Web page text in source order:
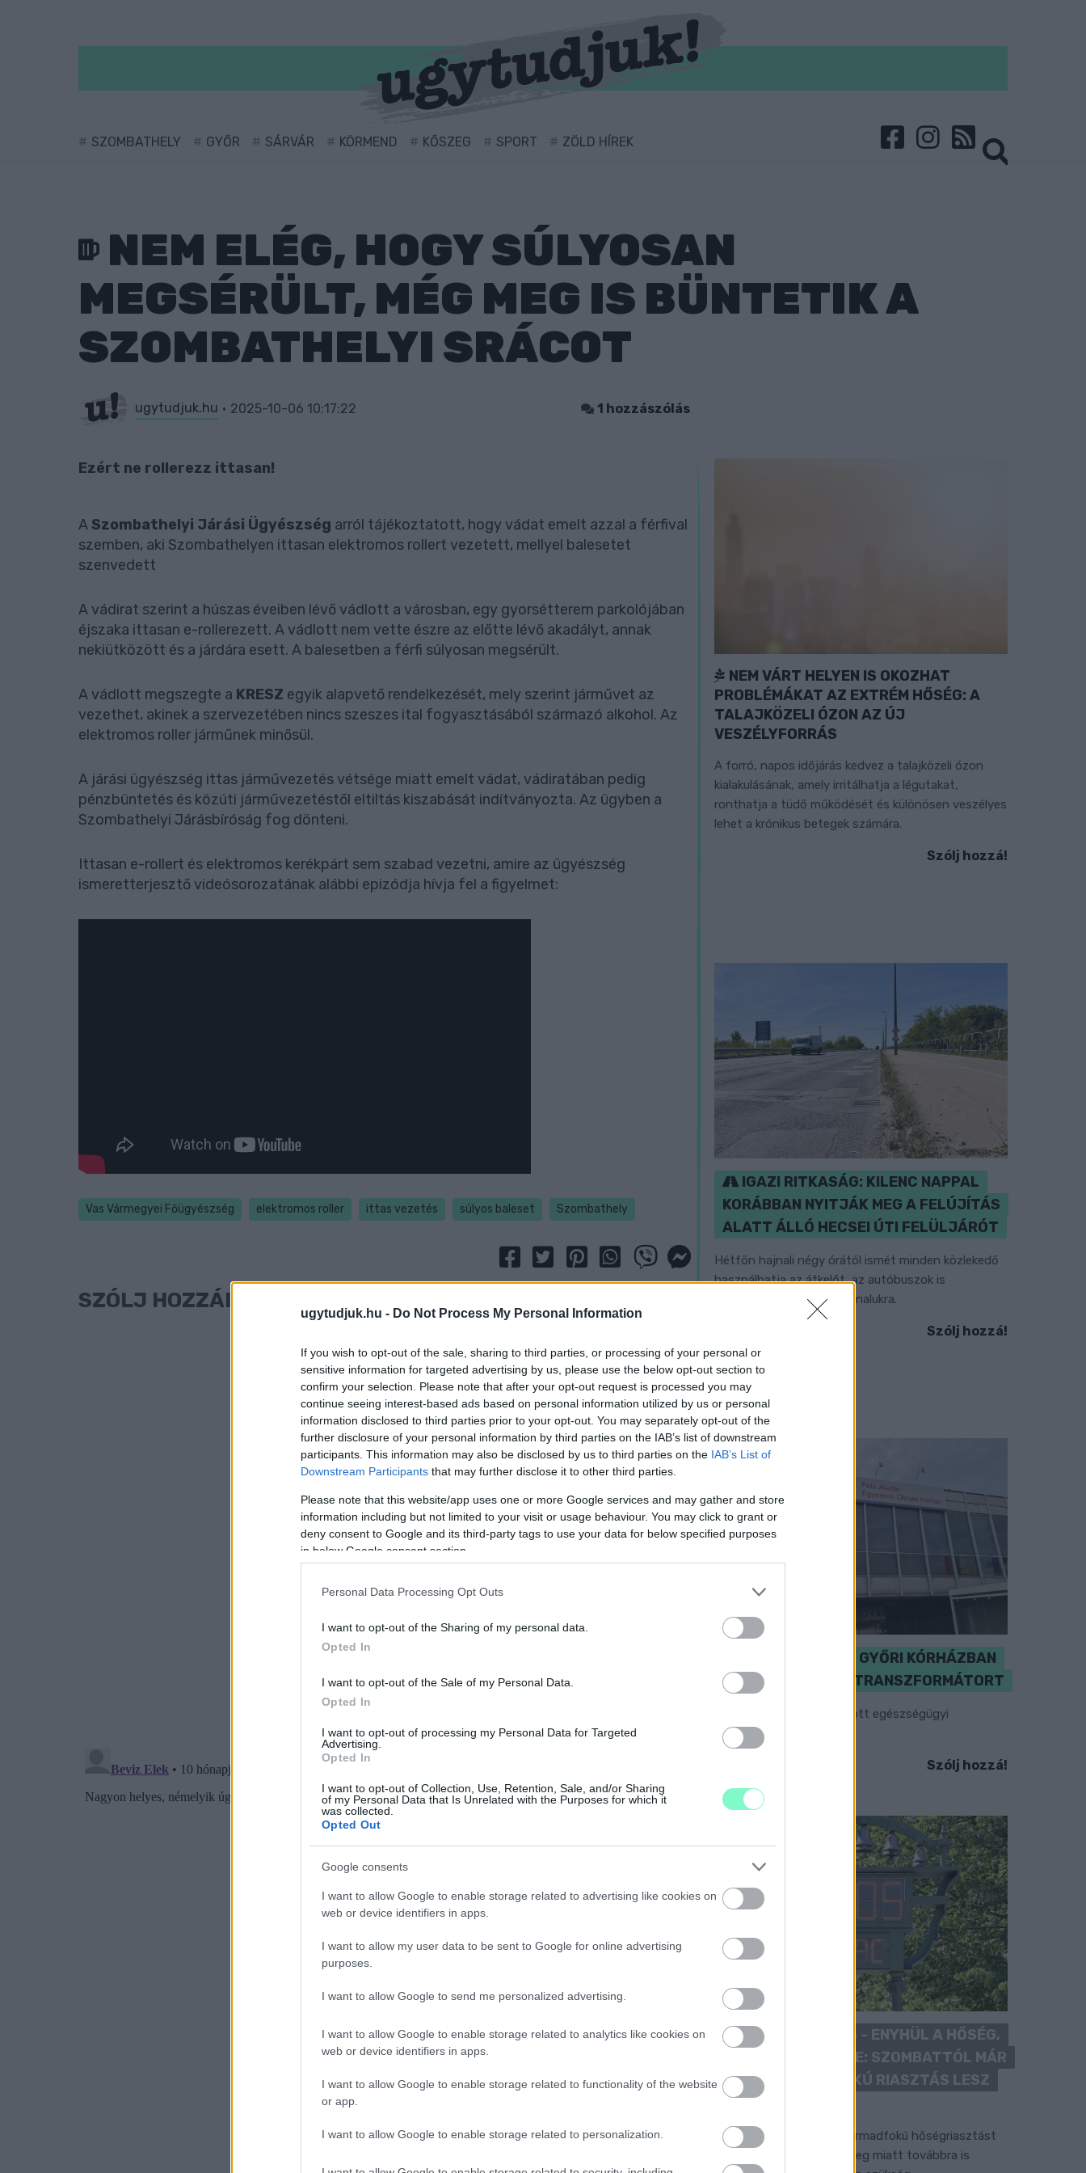
ugytudjuk.hu - Do Not Process My Personal Information
If you wish to opt-out of the sale, sharing to third parties, or processing of your personal or
sensitive information for targeted advertising by us, please use the below opt-out section to
confirm your selection. Please note that after your opt-out request is processed you may
continue seeing interest-based ads based on personal information utilized by us or personal
information disclosed to third parties prior to your opt-out. You may separately opt-out of the
further disclosure of your personal information by third parties on the IAB’s list of downstream
participants. This information may also be disclosed by us to third parties on the IAB’s List of
Downstream Participants that may further disclose it to other third parties.
Please note that this website/app uses one or more Google services and may gather and store
information including but not limited to your visit or usage behaviour. You may click to grant or
deny consent to Google and its third-party tags to use your data for below specified purposes
in below Google consent section.
Personal Data Processing Opt Outs
I want to opt-out of the Sharing of my personal data.
Opted In
I want to opt-out of the Sale of my Personal Data.
Opted In
I want to opt-out of processing my Personal Data for Targeted
Advertising.
Opted In
I want to opt-out of Collection, Use, Retention, Sale, and/or Sharing
of my Personal Data that Is Unrelated with the Purposes for which it
was collected.
Opted Out
Google consents
I want to allow Google to enable storage related to advertising like cookies on
web or device identifiers in apps.
I want to allow my user data to be sent to Google for online advertising
purposes.
I want to allow Google to send me personalized advertising.
I want to allow Google to enable storage related to analytics like cookies on
web or device identifiers in apps.
I want to allow Google to enable storage related to functionality of the website
or app.
I want to allow Google to enable storage related to personalization.
SZOMBATHELY GYŐR SÁRVÁR KÖRMEND KŐSZEG SPORT ZÖLD HÍREK
NEM ELÉG, HOGY SÚLYOSAN
MEGSÉRÜLT, MÉG MEG IS BÜNTETIK A
SZOMBATHELYI SRÁCOT
ugytudjuk.hu 2025-10-06 10:17:22 1 hozzászólás
Ezért ne rollerezz ittasan!
A Szombathelyi Járási Ügyészség arról tájékoztatott, hogy vádat emelt azzal a férfival
szemben, aki Szombathelyen ittasan elektromos rollert vezetett, mellyel balesetet
szenvedett
A vádirat szerint a húszas éveiben lévő vádlott a városban, egy gyorsétterem parkolójában
éjszaka ittasan e-rollerezett. A vádlott nem vette észre az előtte lévő akadályt, annak
nekiütközött és a járdára esett. A balesetben a férfi súlyosan megsérült.
A vádlott megszegte a KRESZ egyik alapvető rendelkezését, mely szerint járművet az
vezethet, akinek a szervezetében nincs szeszes ital fogyasztásából származó alkohol. Az
elektromos roller járműnek minősül.
A járási ügyészség ittas járművezetés vétsége miatt emelt vádat, vádiratában pedig
pénzbüntetés és közúti járművezetéstől eltiltás kiszabását indítványozta. Az ügyben a
Szombathelyi Járásbíróság fog dönteni.
Ittasan e-rollert és elektromos kerékpárt sem szabad vezetni, amire az ügyészség
ismeretterjesztő videósorozatának alábbi epizódja hívja fel a figyelmet:
Vas Vármegyei Főügyészség elektromos roller ittas vezetés súlyos baleset Szombathely
SZÓLJ HOZZÁ!
NEM VÁRT HELYEN IS OKOZHAT
PROBLÉMÁKAT AZ EXTRÉM HŐSÉG: A
TALAJKÖZELI ÓZON AZ ÚJ
VESZÉLYFORRÁS
A forró, napos időjárás kedvez a talajközeli ózon
kialakulásának, amely irritálhatja a légutakat,
ronthatja a tüdő működését és különösen veszélyes
lehet a krónikus betegek számára.
Szólj hozzá!
IGAZI RITKASÁG: KILENC NAPPAL
KORÁBBAN NYITJÁK MEG A FELÚJÍTÁS
ALATT ÁLLÓ HECSEI ÚTI FELÜLJÁRÓT
Hétfőn hajnali négy órától ismét minden közlekedő
használhatja az átkelőt, az autóbuszok is
visszatérnek eredeti útvonalukra.
Szólj hozzá!
KICSERÉLTÉK A GYŐRI KÓRHÁZBAN
MEGHIBÁSODOTT TRANSZFORMÁTORT
Megkezdték az elhalasztott egészségügyi
ellátásokat.
Szólj hozzá!
KÁNIKULA 2026 - ENYHÜL A HŐSÉG,
DE MÉG NINCS VÉGE: SZOMBATTÓL MÁR
“CSAK” MÁSODFOKÚ RIASZTÁS LESZ
ÉRVÉNYBEN
A július vége óta tartó harmadfokú hőségriasztást
mérséklik, de a tartós meleg miatt továbbra is